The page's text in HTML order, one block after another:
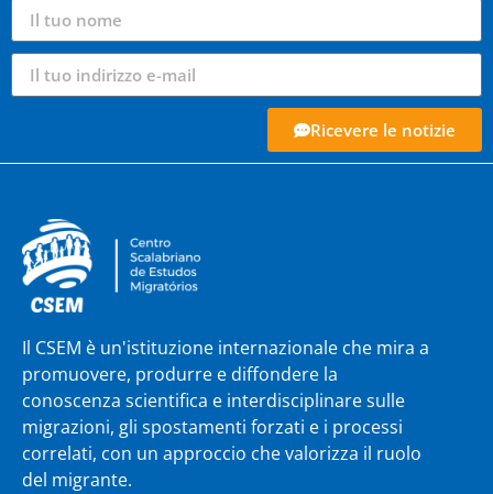
Ricevere le notizie
Il CSEM è un'istituzione internazionale che mira a
promuovere, produrre e diffondere la
conoscenza scientifica e interdisciplinare sulle
migrazioni, gli spostamenti forzati e i processi
correlati, con un approccio che valorizza il ruolo
del migrante.